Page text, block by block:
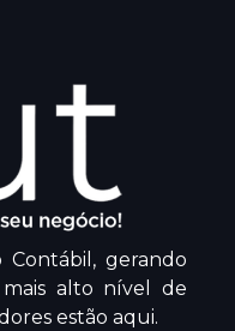
gerando
alto nível de
estão aqui.